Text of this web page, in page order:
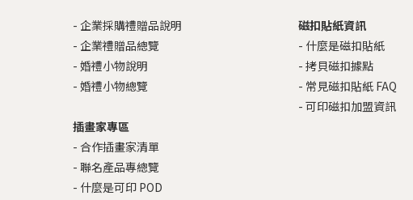
- 企業採購禮贈品說明
- 企業禮贈品總覽
- 婚禮小物說明
- 婚禮小物總覽
插畫家專區
- 合作插畫家清單
- 聯名產品專總覽
- 什麼是可印 POD
磁扣貼紙資訊
- 什麼是磁扣貼紙
- 拷貝磁扣據點
- 常見磁扣貼紙 FAQ
- 可印磁扣加盟資訊